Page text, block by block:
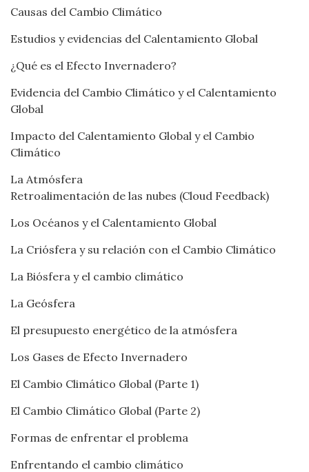
Causas del Cambio Climático
Estudios y evidencias del Calentamiento Global
¿Qué es el Efecto Invernadero?
Evidencia del Cambio Climático y el Calentamiento
Global
Impacto del Calentamiento Global y el Cambio
Climático
La Atmósfera
Retroalimentación de las nubes (Cloud Feedback)
Los Océanos y el Calentamiento Global
La Criósfera y su relación con el Cambio Climático
La Biósfera y el cambio climático
La Geósfera
El presupuesto energético de la atmósfera
Los Gases de Efecto Invernadero
El Cambio Climático Global (Parte 1)
El Cambio Climático Global (Parte 2)
Formas de enfrentar el problema
Enfrentando el cambio climático